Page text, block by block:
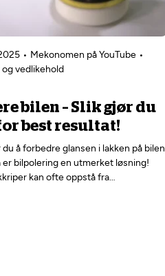
Mekonomen på YouTube
og vedlikehold
bilen – Slik gjør du
best resultat!
å forbedre glansen i lakken på bilen
er bilpolering en utmerket løsning!
kan ofte oppstå fra…